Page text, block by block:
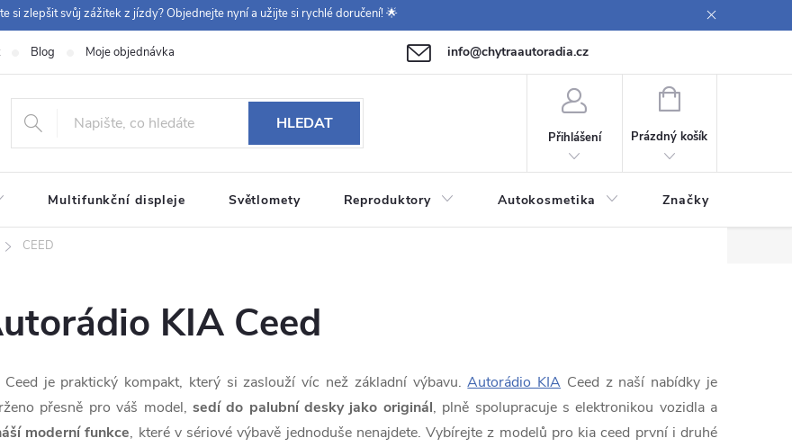
si zlepšit svůj zážitek z jízdy? Objednejte nyní a užijte si rychlé doručení! 🌟
+420 771 149 411 (Po-Pá 09:00-12:00, 12:30-14:00)
info@chytraautoradia.cz
Blog Moje objednávka
HLEDAT
Přihlášení
NÁKUPNÍ
Prázdný košík
Multifunkční displeje Světlomety Reproduktory Autokosmetika Značky
CEED
KIA Ceed
Ceed je praktický kompakt, který si zaslouží víc než základní výbavu.Autorádio KIA Ceed z naší nabídky je
přesně pro váš model, sedí do palubní desky jako originál, plně spolupracuje s elektronikou vozidla a
moderní funkce, které v sériové výbavě jednoduše nenajdete. Vybírejte z modelů pro kia ceed první i druhé